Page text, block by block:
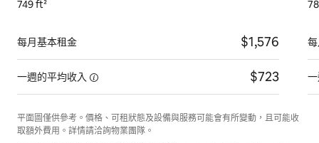
749 ft²
每月基本租金 $1,576
一週的平均收入 $723
平面圖僅供參考。價格、可租狀態及設備與服務可能會有所變動，且可能收
取額外費用。詳情請洽詢物業團隊。